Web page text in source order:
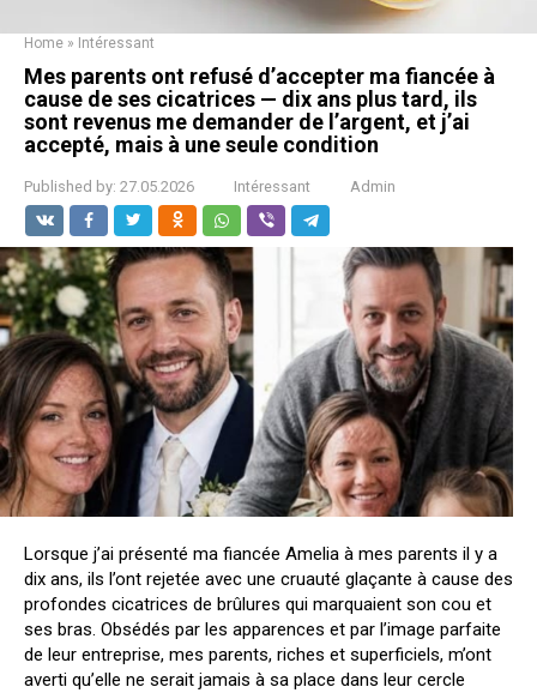
Home » Intéressant
Mes parents ont refusé d’accepter ma fiancée à
cause de ses cicatrices — dix ans plus tard, ils
sont revenus me demander de l’argent, et j’ai
accepté, mais à une seule condition
Published by: 27.05.2026 Intéressant Admin
Lorsque j’ai présenté ma fiancée Amelia à mes parents il y a
dix ans, ils l’ont rejetée avec une cruauté glaçante à cause des
profondes cicatrices de brûlures qui marquaient son cou et
ses bras. Obsédés par les apparences et par l’image parfaite
de leur entreprise, mes parents, riches et superficiels, m’ont
averti qu’elle ne serait jamais à sa place dans leur cercle